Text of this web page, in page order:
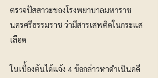
ตรวจปัสสาวะของโรงพยาบาลมหาราช
นครศรีธรรมราช ว่ามีสารเสพติดในกระแส
เลือด
ในเบื้องต้นได้แจ้ง 4 ข้อกล่าวหาดำเนินคดี